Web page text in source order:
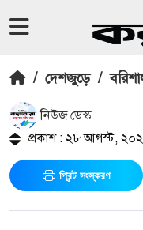
/ দেশজুড়ে /
নিউজ ডেস্ক
প্রকাশ : ২৮ আগস্ট,
প্রিন্ট সংস্করণ